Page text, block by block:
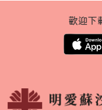
歡迎下